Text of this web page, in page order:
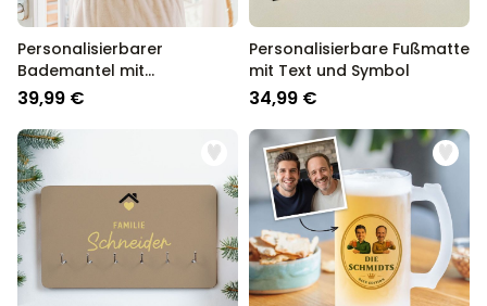
Personalisierbarer
Bademantel mit
Monogramm und Name
39,99 €
Personalisierbare Fußmatte
mit Text und Symbol
34,99 €